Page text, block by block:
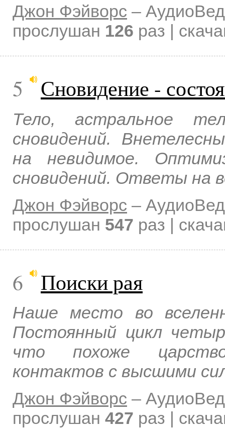
Джон Фэйворс –
прослушан 126 раз |
5 Сновидение -
Тело, астральное
сновидений.
на невидимое.
сновидений. Ответы на
Джон Фэйворс –
прослушан 547 раз |
6 Поиски рая
Наше место во
Постоянный цикл
что похоже
контактов с высшими
Джон Фэйворс –
прослушан 427 раз |